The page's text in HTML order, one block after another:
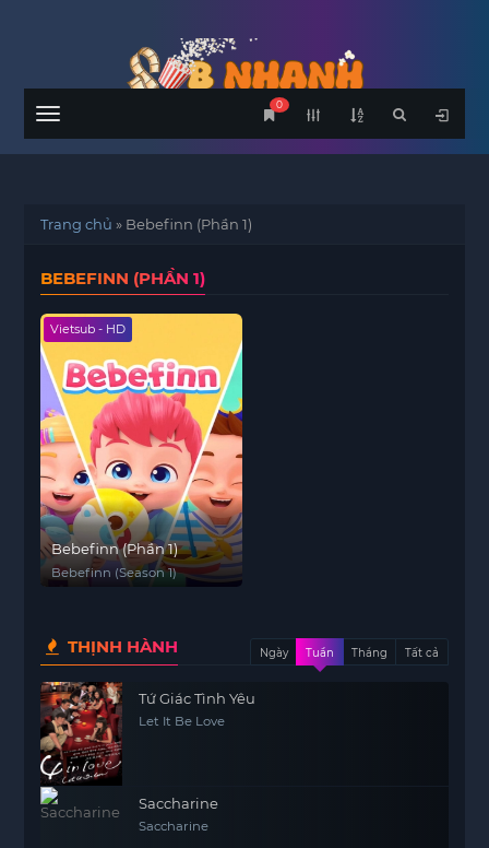
Menu
0
Trang chủ » Bebefinn (Phần 1)
BEBEFINN (PHẦN 1)
Vietsub - HD
Bebefinn (Phần 1)
Bebefinn (Season 1)
THỊNH HÀNH Ngày Tuần Tháng Tất cả
Tứ Giác Tình Yêu
Let It Be Love
Saccharine
Saccharine